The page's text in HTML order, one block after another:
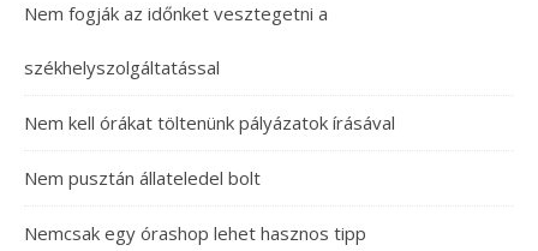
Nem fogják az időnket vesztegetni a
székhelyszolgáltatással
Nem kell órákat töltenünk pályázatok írásával
Nem pusztán állateledel bolt
Nemcsak egy órashop lehet hasznos tipp